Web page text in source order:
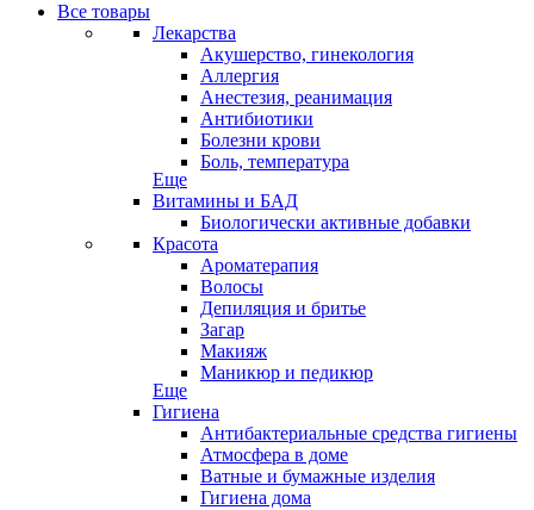
Все товары
Лекарства
Акушерство, гинекология
Аллергия
Анестезия, реанимация
Антибиотики
Болезни крови
Боль, температура
Еще
Витамины и БАД
Биологически активные добавки
Красота
Ароматерапия
Волосы
Депиляция и бритье
Загар
Макияж
Маникюр и педикюр
Еще
Гигиена
Антибактериальные средства гигиены
Атмосфера в доме
Ватные и бумажные изделия
Гигиена дома